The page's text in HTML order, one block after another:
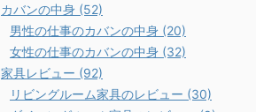
カバンの中身 (52)
男性の仕事のカバンの中身 (20)
女性の仕事のカバンの中身 (32)
家具レビュー (92)
リビングルーム家具のレビュー (30)